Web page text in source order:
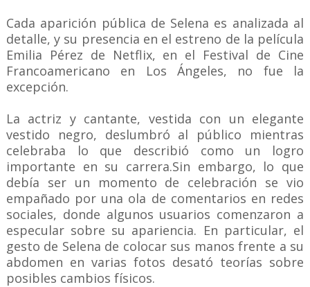
Cada aparición pública de Selena es analizada al
detalle, y su presencia en el estreno de la película
Emilia Pérez de Netflix, en el Festival de Cine
Francoamericano en Los Ángeles, no fue la
excepción.
La actriz y cantante, vestida con un elegante
vestido negro, deslumbró al público mientras
celebraba lo que describió como un logro
importante en su carrera.Sin embargo, lo que
debía ser un momento de celebración se vio
empañado por una ola de comentarios en redes
sociales, donde algunos usuarios comenzaron a
especular sobre su apariencia. En particular, el
gesto de Selena de colocar sus manos frente a su
abdomen en varias fotos desató teorías sobre
posibles cambios físicos.